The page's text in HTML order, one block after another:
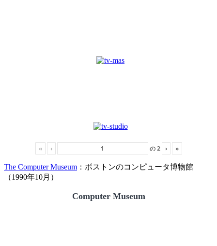
« ‹ の2 › »
The Computer Museum ：ボストンのコンピュータ博物館
（1990年10月）
Computer Museum